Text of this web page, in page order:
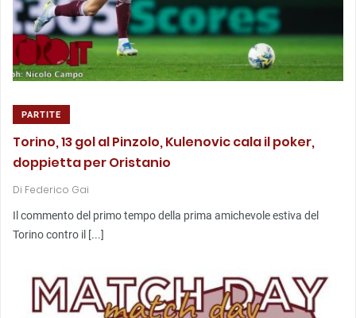
PARTITE
Torino, 13 gol al Pinzolo, Kulenovic cala il poker,
doppietta per Oristanio
Di Federico Gai
Il commento del primo tempo della prima amichevole estiva del
Torino contro il [...]